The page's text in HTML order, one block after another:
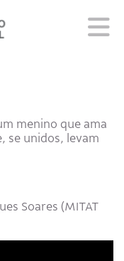
Educativo
PT EN ES
menino que ama
se unidos, levam
Soares (MITAT